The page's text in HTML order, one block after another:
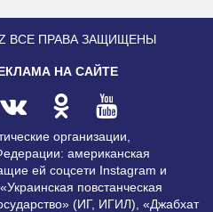
ВСЕ ПРАВА ЗАЩИЩЕНЫ
НА САЙТЕ
организации,
американская
ей соцсети Instagram и
повстанческая
(ИГ, ИГИЛ), «Джабхат